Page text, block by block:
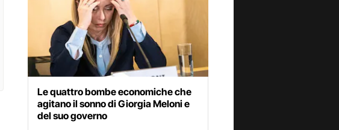
Le quattro bombe economiche che
agitano il sonno di Giorgia Meloni e
del suo governo